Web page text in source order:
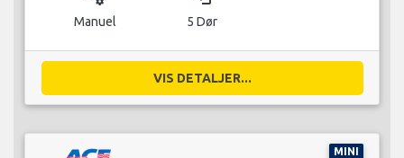
Manuel 5 Dør
VIS DETALJER...
MINI